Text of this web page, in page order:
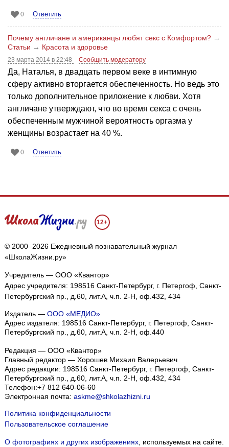
0 Ответить
Почему англичане и американцы любят секс с Комфортом? →
Статьи → Красота и здоровье
23 марта 2014 в 22:48 Сообщить модератору
Да, Наталья, в двадцать первом веке в интимную
сферу активно вторгается обеспеченность. Но ведь это
только дополнительное приложение к любви. Хотя
англичане утверждают, что во время секса с очень
обеспеченным мужчиной вероятность оргазма у
женщины возрастает на 40 %.
0 Ответить
12+
© 2000–2026 Ежедневный познавательный журнал
«ШколаЖизни.ру»
Учредитель — ООО «Квантор»
Адрес учредителя: 198516 Санкт-Петербург, г. Петергоф, Санкт-
Петербургский пр., д.60, лит.А, ч.п. 2-Н, оф.432, 434
Издатель — ООО «МЕДИО»
Адрес издателя: 198516 Санкт-Петербург, г. Петергоф, Санкт-
Петербургский пр., д.60, лит.А, ч.п. 2-Н, оф.440
Редакция — ООО «Квантор»
Главный редактор — Хорошев Михаил Валерьевич
Адрес редакции: 198516 Санкт-Петербург, г. Петергоф Санкт-
Петербургский пр., д.60, лит.А, ч.п. 2-Н, оф.432, 434
Телефон:+7 812 640-06-60
Электронная почта: askme@shkolazhizni.ru
Политика конфиденциальности
Пользовательское соглашение
О фотографиях и других изображениях, используемых на сайте.